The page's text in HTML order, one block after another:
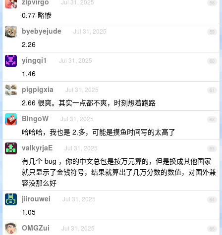
58
0.77 略惨
59
byebyejude Jul 31, 2025
2.26
60
yingqi1 Jul 31, 2025
1.46
61
pigpigxia Jul 31, 2025
2.66 很爽。其实一点都不爽，时刻想着跑路
62
BingoW Jul 31, 2025
哈哈哈，我也是 2.多，可能是摸鱼时间写的太高了
63
valkyrjaE Jul 31, 2025
有几个 bug ，你的中文总包是按万元算的，但是换成其他国家
就只显示了金钱符号，结果就算出了几万分数的数值，对国外兼
容没那么好
64
jiirouwei Jul 31, 2025
1.05
65
OMGZui Jul 31, 2025